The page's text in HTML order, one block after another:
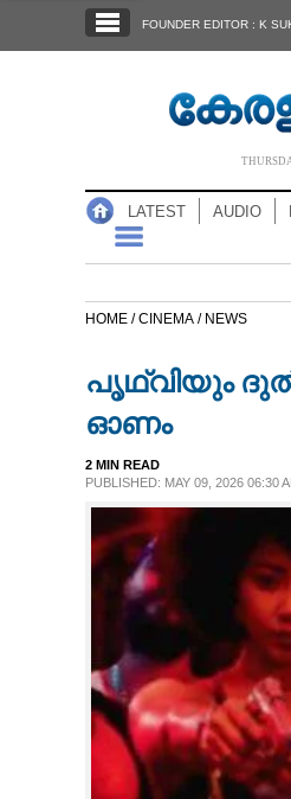
NOTIFIED NEWS
NEWS 360
CASE DIARY
FOUNDER EDITOR : K
LATEST AUDIO
HOME /CINEMA / NEWS
പൃഥ്വിയും
ഓണം
2 MIN READ
PUBLISHED: MAY 09, 2026 06:30